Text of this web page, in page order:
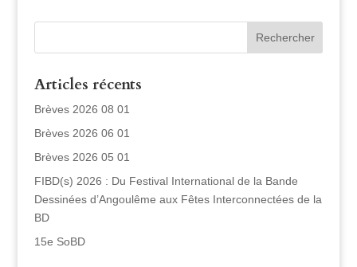
Articles récents
Brèves 2026 08 01
Brèves 2026 06 01
Brèves 2026 05 01
FIBD(s) 2026 : Du Festival International de la Bande
Dessinées d’Angoulême aux Fêtes Interconnectées de la
BD
15e SoBD